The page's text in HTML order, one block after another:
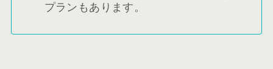
プランもあります。